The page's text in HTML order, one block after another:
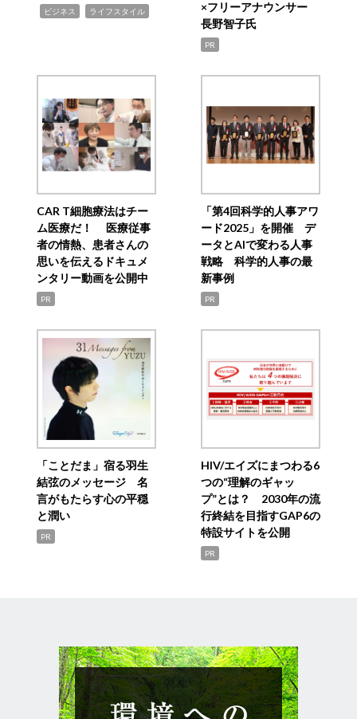
ビジネス ライフスタイル
×フリーアナウンサー
長野智子氏
PR
CAR T細胞療法はチー
ム医療だ！ 医療従事
者の情熱、患者さんの
思いを伝えるドキュメ
ンタリー動画を公開中
PR
「第4回科学的人事アワ
ード2025」を開催 デ
ータとAIで変わる人事
戦略 科学的人事の最
新事例
PR
「ことだま」宿る羽生
結弦のメッセージ 名
言がもたらす心の平穏
と潤い
PR
HIV/エイズにまつわる6
つの“理解のギャッ
プ”とは？ 2030年の流
行終結を目指すGAP6の
特設サイトを公開
PR